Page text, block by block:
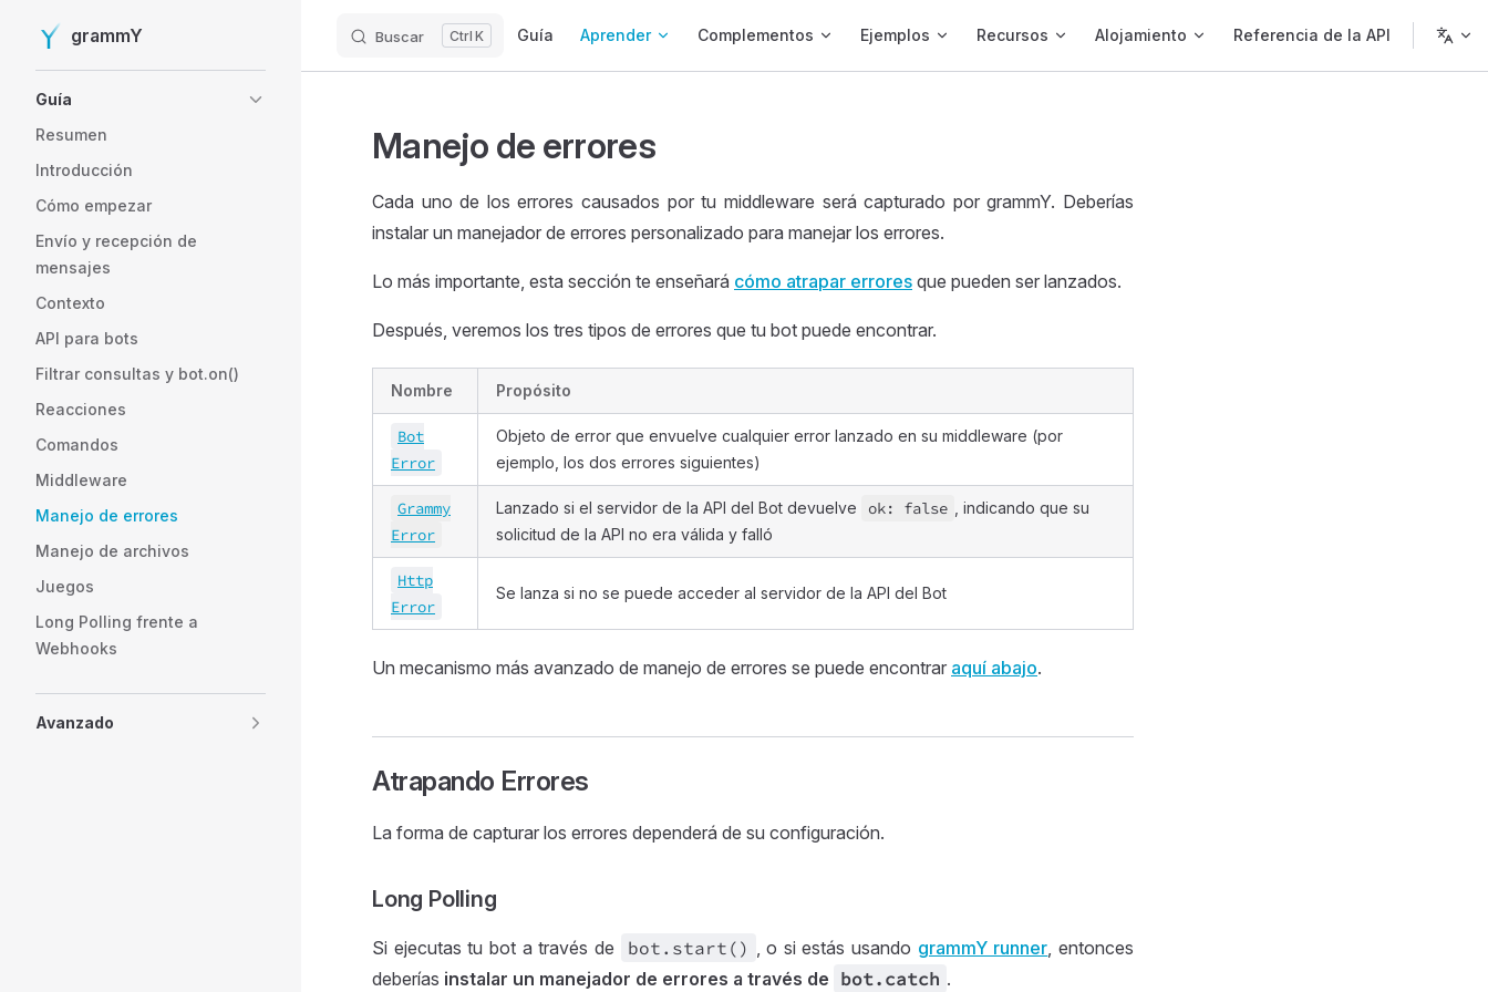
Skip to content
grammY Buscar K Guía Aprender Complementos Ejemplos Recursos Alojamiento Referencia de la API
Guía
Resumen
Introducción
Cómo empezar
Envío y recepción de
mensajes
Contexto
API para bots
Filtrar consultas y bot.on()
Reacciones
Comandos
Middleware
Manejo de errores
Manejo de archivos
Juegos
Long Polling frente a
Webhooks
Avanzado
Manejo de errores
Cada uno de los errores causados por tu middleware será capturado por grammY. Deberías
instalar un manejador de errores personalizado para manejar los errores.
Lo más importante, esta sección te enseñará cómo atrapar errores que pueden ser lanzados.
Después, veremos los tres tipos de errores que tu bot puede encontrar.
Nombre Propósito
Bot
Error
Objeto de error que envuelve cualquier error lanzado en su middleware (por
ejemplo, los dos errores siguientes)
Grammy
Error
Lanzado si el servidor de la API del Bot devuelve ok: false
, indicando que su
solicitud de la API no era válida y falló
Http
Error
Se lanza si no se puede acceder al servidor de la API del Bot
Un mecanismo más avanzado de manejo de errores se puede encontrar aquí abajo.
Atrapando Errores
La forma de capturar los errores dependerá de su configuración.
Long Polling
Si ejecutas tu bot a través de bot .start() , o si estás usando grammY runner, entonces
deberías instalar un manejador de errores a través de bot.catch .